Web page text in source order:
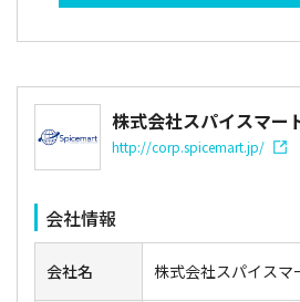
株式会社スパイスマー
http://corp.spicemart.jp/
会社情報
会社名 株式会社スパイスマ